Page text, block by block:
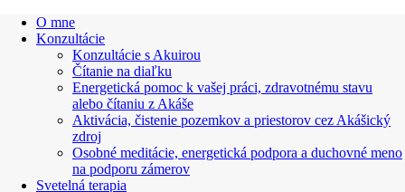
O mne
Konzultácie
Konzultácie s Akuirou
Čítanie na diaľku
Energetická pomoc k vašej práci, zdravotnému stavu
alebo čítaniu z Akáše
Aktivácia, čistenie pozemkov a priestorov cez Akášický
zdroj
Osobné meditácie, energetická podpora a duchovné meno
na podporu zámerov
Svetelná terapia